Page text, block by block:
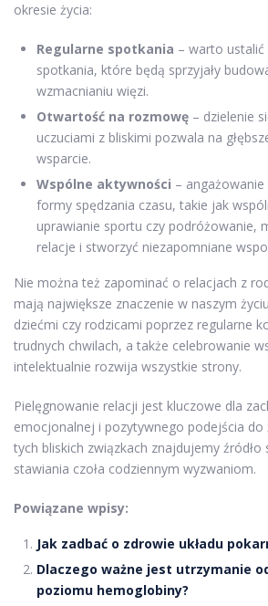
okresie życia:
Regularne spotkania – warto
spotkania, które będą sprzyjały
wzmacnianiu więzi.
Otwartość na rozmowę – dzielenie
uczuciami z bliskimi pozwala na
wsparcie.
Wspólne aktywności –
formy spędzania czasu, takie jak
uprawianie sportu czy podróżowanie,
relacje i stworzyć niezapomniane
Nie można też zapominać o relacjach z
mają największe znaczenie w naszym
dziećmi czy rodzicami poprzez regularne
trudnych chwilach, a także celebrowanie
intelektualnie rozwija wszystkie strony.
Pielęgnowanie relacji jest kluczowe dla
emocjonalnej i pozytywnego podejścia do
tych bliskich związkach znajdujemy źródło
stawiania czoła codziennym wyzwaniom.
Powiązane wpisy:
Jak zadbać o zdrowie układu
Dlaczego ważne jest utrzymanie
poziomu hemoglobiny?